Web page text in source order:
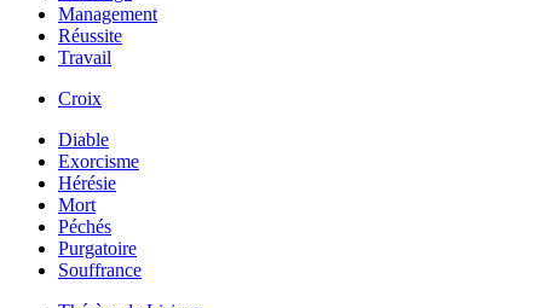
Management
Réussite
Travail
Croix
Diable
Exorcisme
Hérésie
Mort
Péchés
Purgatoire
Souffrance